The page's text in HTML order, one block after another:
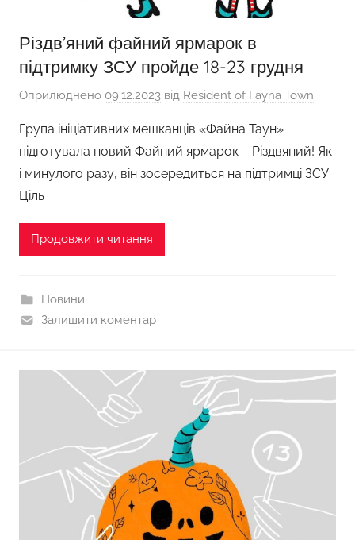
Різдв’яний файний ярмарок в
підтримку ЗСУ пройде 18-23 грудня
Оприлюднено 09.12.2023 від Resident of Fayna Town
Група ініціативних мешканців «Файна Таун»
підготувала новий Файний ярмарок – Різдвяний! Як
і минулого разу, він зосередиться на підтримці ЗСУ.
Ціль
Продовжити читання
Новини
Залишити коментар